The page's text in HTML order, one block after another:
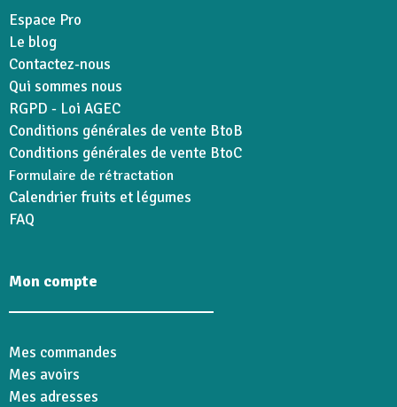
Espace Pro
Le blog
Contactez-nous
Qui sommes nous
RGPD - Loi AGEC
Conditions générales de vente BtoB
Conditions générales de vente BtoC
Formulaire de rétractation
Calendrier fruits et légumes
FAQ
Mon compte
Mes commandes
Mes avoirs
Mes adresses